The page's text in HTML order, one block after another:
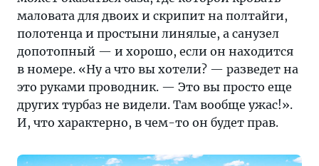
маловата для двоих и скрипит на полтайги,
полотенца и простыни линялые, а санузел
допотопный — и хорошо, если он находится
в номере. «Ну а что вы хотели? — разведет на
это руками проводник. — Это вы просто еще
других турбаз не видели. Там вообще ужас!».
И, что характерно, в чем-то он будет прав.